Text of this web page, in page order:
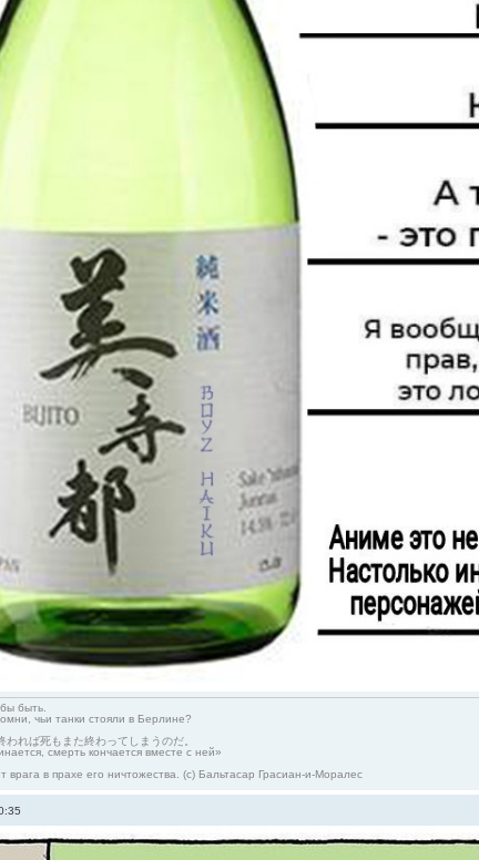
быть.
чьи танки стояли в Берлине?
れば死もまた終わってしまうのだ。
смерть кончается вместе с ней»
врага в прахе его ничтожества. (с) Бальтасар Грасиан-и-Моралес